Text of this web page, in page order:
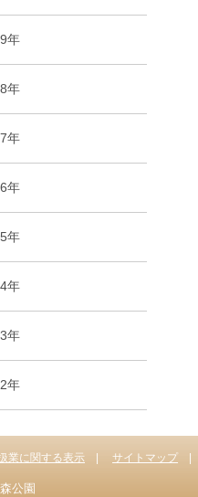
年
年
年
年
年
年
年
年
業に関する表示 サイトマップ
公園